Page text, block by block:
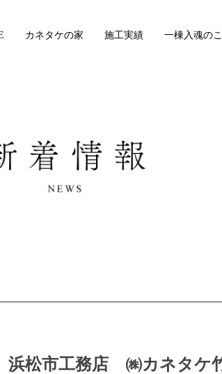
カネタケの家 施工実績 一棟入魂の
松市工務店 ㈱カネタケ